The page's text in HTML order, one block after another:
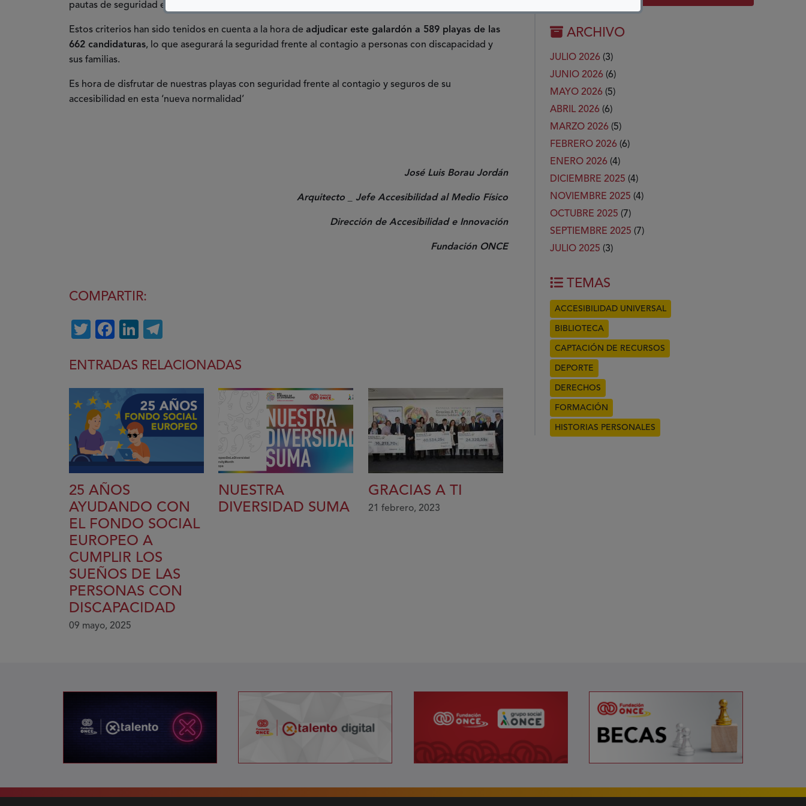
pautas de seguridad e higiene en el baño asistido en playas.
Estos criterios han sido tenidos en cuenta a la hora de adjudicar este galardón a 589 playas de las
662 candidaturas, lo que asegurará la seguridad frente al contagio a personas con discapacidad y
sus familias.
Es hora de disfrutar de nuestras playas con seguridad frente al contagio y seguros de su
accesibilidad en esta ‘nueva normalidad’
José Luis Borau Jordán
Arquitecto _ Jefe Accesibilidad al Medio Físico
Dirección de Accesibilidad e Innovación
Fundación ONCE
COMPARTIR:
TwitterFacebook
LinkedIn
ENTRADAS RELACIONADAS
25 AÑOS
AYUDANDO CON
EL FONDO SOCIAL
EUROPEO A
CUMPLIR LOS
SUEÑOS DE LAS
PERSONAS CON
DISCAPACIDAD
09 mayo, 2025
NUESTRA
DIVERSIDAD SUMA
GRACIAS A TI
21 febrero, 2023
ARCHIVO
JULIO 2026 (3)
JUNIO 2026 (6)
MAYO 2026 (5)
ABRIL 2026 (6)
MARZO 2026 (5)
FEBRERO 2026 (6)
ENERO 2026 (4)
DICIEMBRE 2025 (4)
NOVIEMBRE 2025 (4)
OCTUBRE 2025 (7)
SEPTIEMBRE 2025 (7)
JULIO 2025 (3)
TEMAS
ACCESIBILIDAD UNIVERSAL
BIBLIOTECA
CAPTACIÓN DE RECURSOS
DEPORTE
DERECHOS
FORMACIÓN
HISTORIAS PERSONALES